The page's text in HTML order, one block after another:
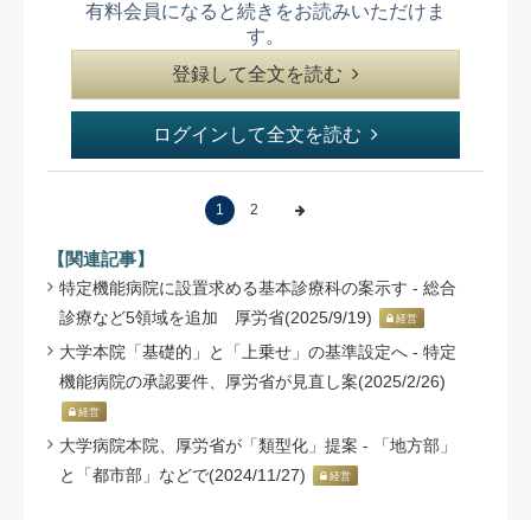
有料会員になると続きをお読みいただけま
す。
登録して全文を読む
ログインして全文を読む
1 2
【関連記事】
特定機能病院に設置求める基本診療科の案示す - 総合
診療など5領域を追加 厚労省(2025/9/19)
経営
大学本院「基礎的」と「上乗せ」の基準設定へ - 特定
機能病院の承認要件、厚労省が見直し案(2025/2/26)
経営
大学病院本院、厚労省が「類型化」提案 - 「地方部」
と「都市部」などで(2024/11/27)
経営